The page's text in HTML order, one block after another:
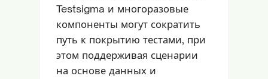
Testsigma и многоразовые
компоненты могут сократить
путь к покрытию тестами, при
этом поддерживая сценарии
на основе данных и